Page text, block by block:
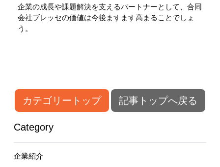
企業の成長や課題解決を支えるパートナーとして、合同
会社ブレッセの価値は今後ますます高まることでしょ
う。
カテゴリートップ 記事トップへ戻る
Category
企業紹介